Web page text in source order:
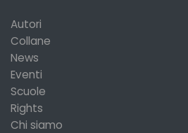
Autori
Collane
News
Eventi
Scuole
Rights
Chi siamo